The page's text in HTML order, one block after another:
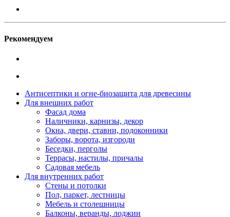
Рекомендуем
Антисептики и огне-биозащита для древесины
Для внешних работ
Фасад дома
Наличники, карнизы, декор
Окна, двери, ставни, подоконники
Заборы, ворота, изгороди
Беседки, перголы
Террасы, настилы, причалы
Садовая мебель
Для внутренних работ
Стены и потолки
Пол, паркет, лестницы
Мебель и столешницы
Балконы, веранды, лоджии